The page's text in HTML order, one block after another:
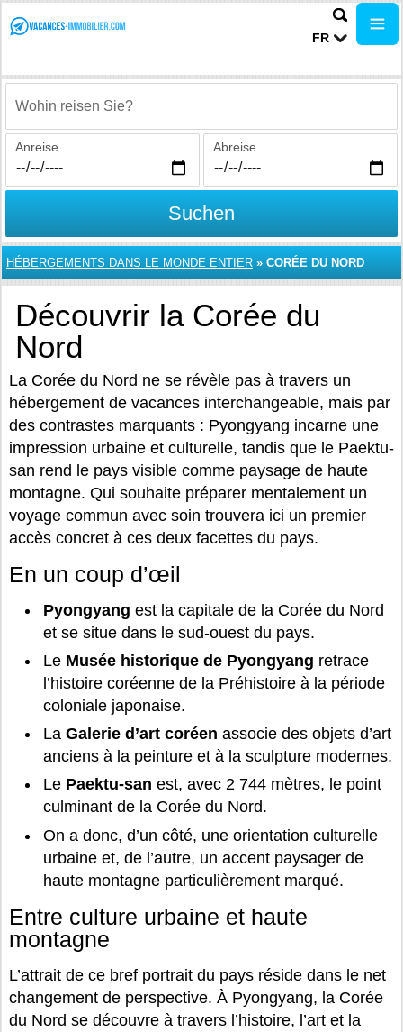
FR
Wohin reisen Sie?
Anreise Abreise
Suchen
HÉBERGEMENTS DANS LE MONDE ENTIER » CORÉE DU NORD
Découvrir la Corée du
Nord
La Corée du Nord ne se révèle pas à travers un
hébergement de vacances interchangeable, mais par
des contrastes marquants : Pyongyang incarne une
impression urbaine et culturelle, tandis que le Paektu-
san rend le pays visible comme paysage de haute
montagne. Qui souhaite préparer mentalement un
voyage commun avec soin trouvera ici un premier
accès concret à ces deux facettes du pays.
En un coup d’œil
Pyongyang est la capitale de la Corée du Nord
et se situe dans le sud-ouest du pays.
Le Musée historique de Pyongyang retrace
l’histoire coréenne de la Préhistoire à la période
coloniale japonaise.
La Galerie d’art coréen associe des objets d’art
anciens à la peinture et à la sculpture modernes.
Le Paektu-san est, avec 2 744 mètres, le point
culminant de la Corée du Nord.
On a donc, d’un côté, une orientation culturelle
urbaine et, de l’autre, un accent paysager de
haute montagne particulièrement marqué.
Entre culture urbaine et haute
montagne
L’attrait de ce bref portrait du pays réside dans le net
changement de perspective. À Pyongyang, la Corée
du Nord se découvre à travers l’histoire, l’art et la